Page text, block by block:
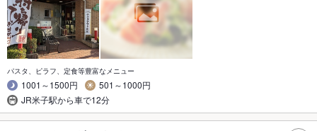
パスタ、ピラフ、定食等豊富なメニュー
1001～1500円
501～1000円
JR米子駅から車で12分